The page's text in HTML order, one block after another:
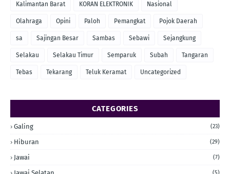
Kalimantan Barat KORAN ELEKTRONIK Nasional
Olahraga Opini Paloh Pemangkat Pojok Daerah
sa Sajingan Besar Sambas Sebawi Sejangkung
Selakau Selakau Timur Semparuk Subah Tangaran
Tebas Tekarang Teluk Keramat Uncategorized
CATEGORIES
Galing (23)
Hiburan (29)
Jawai (7)